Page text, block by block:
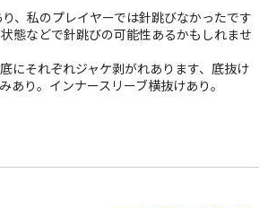
、私のプレイヤーでは針跳びなかったです
態などで針跳びの可能性あるかもしれませ
にそれぞれジャケ剥がれあります、底抜け
あり。インナースリーブ横抜けあり。